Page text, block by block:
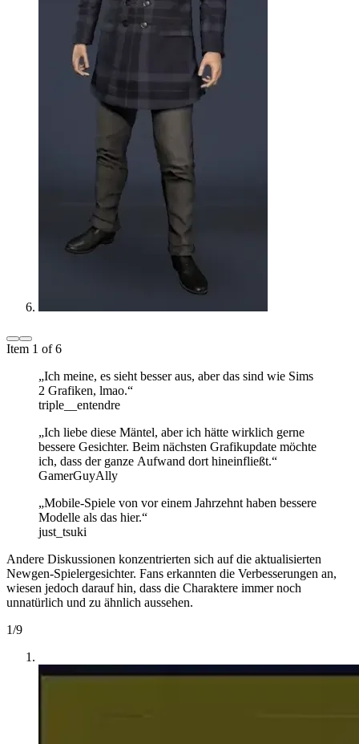
Item 1 of 6
„Ich meine, es sieht besser aus, aber das sind wie Sims
2 Grafiken, lmao.“
triple__entendre
„Ich liebe diese Mäntel, aber ich hätte wirklich gerne
bessere Gesichter. Beim nächsten Grafikupdate möchte
ich, dass der ganze Aufwand dort hineinfließt.“
GamerGuyAlly
„Mobile-Spiele von vor einem Jahrzehnt haben bessere
Modelle als das hier.“
just_tsuki
Andere Diskussionen konzentrierten sich auf die aktualisierten
Newgen-Spielergesichter. Fans erkannten die Verbesserungen an,
wiesen jedoch darauf hin, dass die Charaktere immer noch
unnatürlich und zu ähnlich aussehen.
1/9